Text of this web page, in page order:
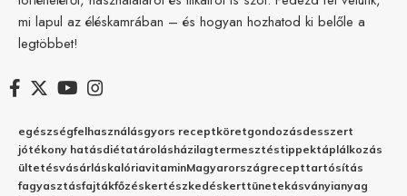
mi lapul az éléskamrában – és hogyan hozhatod ki belőle a
legtöbbet!
egészségfelhasználásgyors receptköretgondozásdesszert
jótékony hatásdiétatárolásházilagtermesztéstippektáplálkozás
ültetésvásárláskalóriavitaminMagyarországrecepttartósítás
fagyasztásfajtákfőzéskertészkedéskerttünetekásványianyag